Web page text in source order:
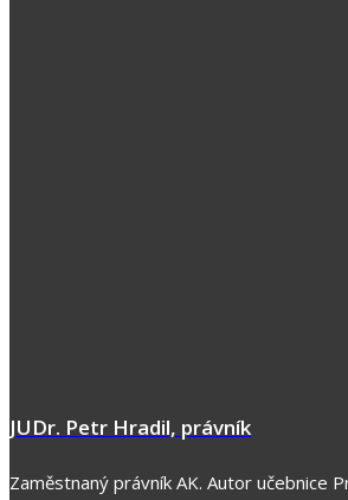
JUDr. Petr Hradil, právník
Zaměstnaný právník AK. Autor učebnice